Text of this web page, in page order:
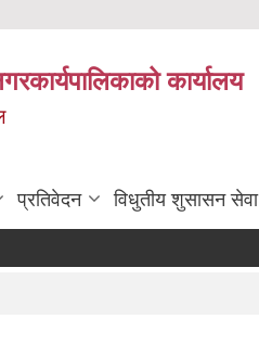
कार्यालय
प्रतिवेदन विधुतीय शुसासन सेवा